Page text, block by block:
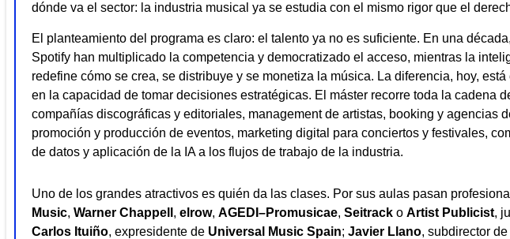
dónde va el sector: la industria musical ya se estudia con el mismo rigor que el
El planteamiento del programa es claro: el talento ya no es suficiente. En una
Spotify han multiplicado la competencia y democratizado el acceso, mientras la
redefine cómo se crea, se distribuye y se monetiza la música. La diferencia, hoy,
en la capacidad de tomar decisiones estratégicas. El máster recorre toda la cadena
compañías discográficas y editoriales, management de artistas, booking y agencias
promoción y producción de eventos, marketing digital para conciertos y festivales,
de datos y aplicación de la IA a los flujos de trabajo de la industria.
Uno de los grandes atractivos es quién da las clases. Por sus aulas pasan
Music, Warner Chappell , elrow, AGEDI–Promusicae, Seitrack o Artist Publicist,
Carlos Ituiño, expresidente de Universal Music Spain; Javier Llano, subdirector de